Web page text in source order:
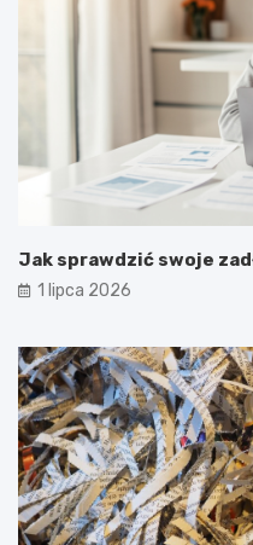
Jak sprawdzić swoje
1 lipca 2026